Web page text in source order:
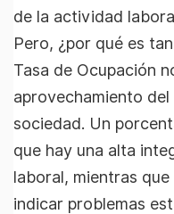
de la actividad
Pero, ¿por qué es
Tasa de Ocupación
aprovechamiento
sociedad. Un
que hay una alta
laboral, mientras
indicar problemas